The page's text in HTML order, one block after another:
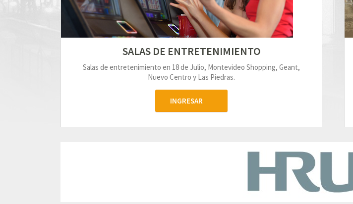
SALAS DE ENTRETENIMIENTO
Salas de entretenimiento en 18 de Julio, Montevideo Shopping, Geant,
Nuevo Centro y Las Piedras.
INGRESAR